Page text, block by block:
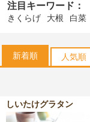
注目キーワード：
きくらげ 大根 白菜
新着順 人気順
しいたけグラタン